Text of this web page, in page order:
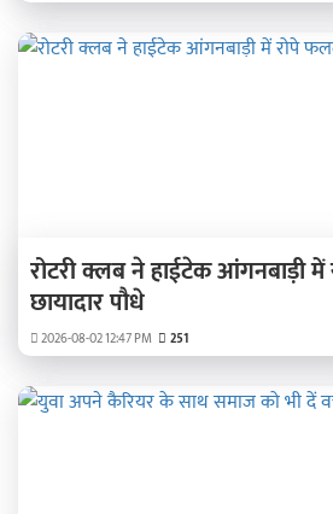
रोटरी क्लब ने हाईटेक आंगनबाड़ी
छायादार पौधे
2026-08-02 12:47 PM 251